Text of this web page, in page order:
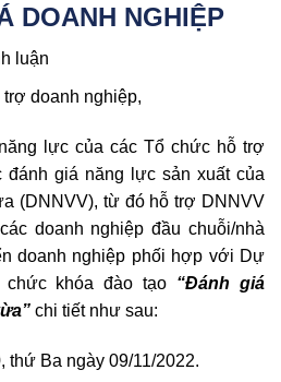
DOANH NGHIỆP
luận
doanh nghiệp,
lực của các Tổ chức hỗ trợ
đánh giá năng lực sản xuất của
(DNNVV), từ đó hỗ trợ DNNVV
doanh nghiệp đầu chuỗi/nhà
doanh nghiệp phối hợp với Dự
chức khóa đào tạo “Đánh giá
chi tiết như sau:
thứ Ba ngày 09/11/2022.